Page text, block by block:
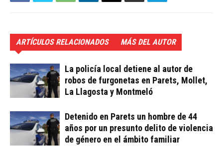
ARTÍCULOS RELACIONADOS MÁS DEL AUTOR
La policía local detiene al autor de
robos de furgonetas en Parets, Mollet,
La Llagosta y Montmeló
Detenido en Parets un hombre de 44
años por un presunto delito de violencia
de género en el ámbito familiar